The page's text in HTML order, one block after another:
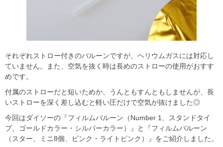
それぞれストロー付きのバルーンですが、ヘリウムガスには対応し
ていません。また、空気を抜く時は長めのストローの使用がおすす
めです。
付属のストローだと短いためか、うんともすんともしませんが、長
いストローを深く差し込むと軽い圧だけで空気が抜けました◎
今回はダイソーの『フィルムバルーン（Number 1、スタンドタイ
プ、ゴールドカラー・シルバーカラー）』と『フィルムバルーン
（スター、ミニ8個、ピンク・ライトピンク）』をご紹介しました。